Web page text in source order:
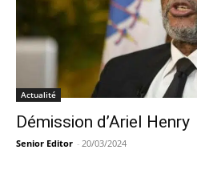
Actualité
Démission d’Ariel Henry
Senior Editor - 20/03/2024